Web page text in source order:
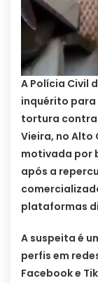
A Polícia Civil
inquérito
tortura contra
Vieira, no
motivada por
após a
plataformas
A suspeita é
perfis em
Facebook e